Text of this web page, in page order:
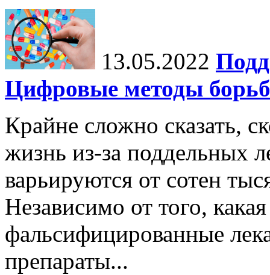
13.05.2022
Цифровые методы
Крайне сложно сказать,
жизнь из-за поддельных
варьируются от сотен
Независимо от того,
фальсифицированные
препараты...